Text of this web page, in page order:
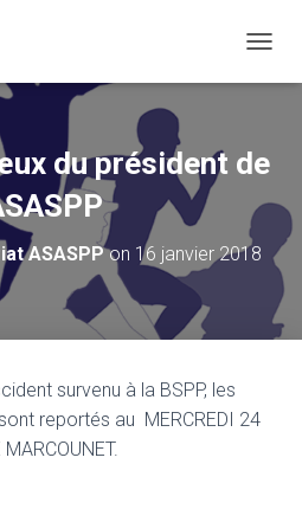
du président de
ASASPPon 16 janvier 2018
survenu à la BSPP, les
reportés au MERCREDI 24